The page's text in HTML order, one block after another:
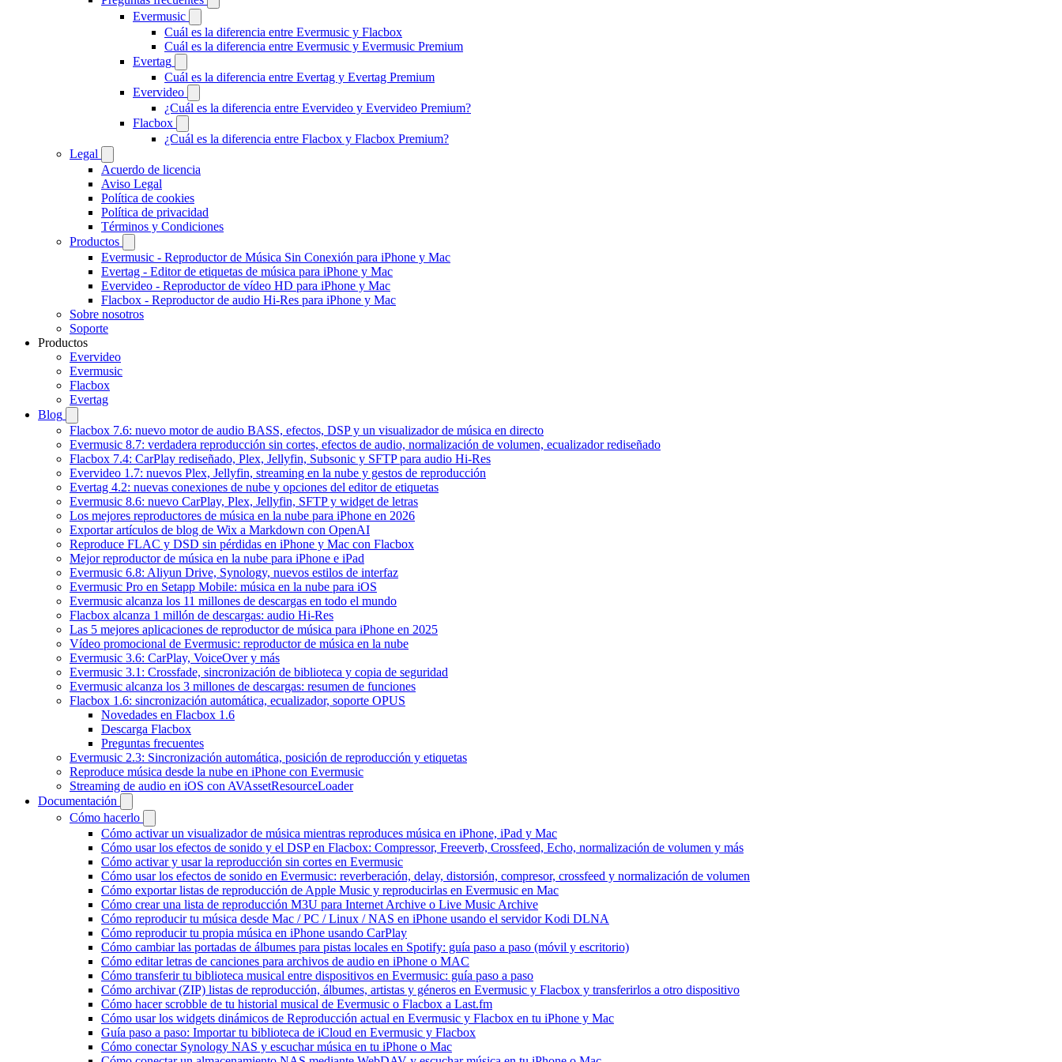
Evermusic
Cuál es la diferencia entre Evermusic y Flacbox
Cuál es la diferencia entre Evermusic y Evermusic Premium
Evertag
Cuál es la diferencia entre Evertag y Evertag Premium
Evervideo
¿Cuál es la diferencia entre Evervideo y Evervideo Premium?
Flacbox
¿Cuál es la diferencia entre Flacbox y Flacbox Premium?
Legal
Acuerdo de licencia
Aviso Legal
Política de cookies
Política de privacidad
Términos y Condiciones
Productos
Evermusic - Reproductor de Música Sin Conexión para iPhone y Mac
Evertag - Editor de etiquetas de música para iPhone y Mac
Evervideo - Reproductor de vídeo HD para iPhone y Mac
Flacbox - Reproductor de audio Hi-Res para iPhone y Mac
Sobre nosotros
Soporte
Productos
Evervideo
Evermusic
Flacbox
Evertag
Blog
Flacbox 7.6: nuevo motor de audio BASS, efectos, DSP y un visualizador de música en directo
Evermusic 8.7: verdadera reproducción sin cortes, efectos de audio, normalización de volumen, ecualizador rediseñado
Flacbox 7.4: CarPlay rediseñado, Plex, Jellyfin, Subsonic y SFTP para audio Hi-Res
Evervideo 1.7: nuevos Plex, Jellyfin, streaming en la nube y gestos de reproducción
Evertag 4.2: nuevas conexiones de nube y opciones del editor de etiquetas
Evermusic 8.6: nuevo CarPlay, Plex, Jellyfin, SFTP y widget de letras
Los mejores reproductores de música en la nube para iPhone en 2026
Exportar artículos de blog de Wix a Markdown con OpenAI
Reproduce FLAC y DSD sin pérdidas en iPhone y Mac con Flacbox
Mejor reproductor de música en la nube para iPhone e iPad
Evermusic 6.8: Aliyun Drive, Synology, nuevos estilos de interfaz
Evermusic Pro en Setapp Mobile: música en la nube para iOS
Evermusic alcanza los 11 millones de descargas en todo el mundo
Flacbox alcanza 1 millón de descargas: audio Hi-Res
Las 5 mejores aplicaciones de reproductor de música para iPhone en 2025
Vídeo promocional de Evermusic: reproductor de música en la nube
Evermusic 3.6: CarPlay, VoiceOver y más
Evermusic 3.1: Crossfade, sincronización de biblioteca y copia de seguridad
Evermusic alcanza los 3 millones de descargas: resumen de funciones
Flacbox 1.6: sincronización automática, ecualizador, soporte OPUS
Novedades en Flacbox 1.6
Descarga Flacbox
Preguntas frecuentes
Evermusic 2.3: Sincronización automática, posición de reproducción y etiquetas
Reproduce música desde la nube en iPhone con Evermusic
Streaming de audio en iOS con AVAssetResourceLoader
Documentación
Cómo hacerlo
Cómo activar un visualizador de música mientras reproduces música en iPhone, iPad y Mac
Cómo usar los efectos de sonido y el DSP en Flacbox: Compressor, Freeverb, Crossfeed, Echo, normalización de volumen y más
Cómo activar y usar la reproducción sin cortes en Evermusic
Cómo usar los efectos de sonido en Evermusic: reverberación, delay, distorsión, compresor, crossfeed y normalización de volumen
Cómo exportar listas de reproducción de Apple Music y reproducirlas en Evermusic en Mac
Cómo crear una lista de reproducción M3U para Internet Archive o Live Music Archive
Cómo reproducir tu música desde Mac / PC / Linux / NAS en iPhone usando el servidor Kodi DLNA
Cómo reproducir tu propia música en iPhone usando CarPlay
Cómo cambiar las portadas de álbumes para pistas locales en Spotify: guía paso a paso (móvil y escritorio)
Cómo editar letras de canciones para archivos de audio en iPhone o MAC
Cómo transferir tu biblioteca musical entre dispositivos en Evermusic: guía paso a paso
Cómo archivar (ZIP) listas de reproducción, álbumes, artistas y géneros en Evermusic y Flacbox y transferirlos a otro dispositivo
Cómo hacer scrobble de tu historial musical de Evermusic o Flacbox a Last.fm
Cómo usar los widgets dinámicos de Reproducción actual en Evermusic y Flacbox en tu iPhone y Mac
Guía paso a paso: Importar tu biblioteca de iCloud en Evermusic y Flacbox
Cómo conectar Synology NAS y escuchar música en tu iPhone o Mac